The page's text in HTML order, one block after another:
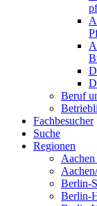
Beruf
Fachbesucher
Suche
Regionen
Aachen
Berlin-
Berlin-